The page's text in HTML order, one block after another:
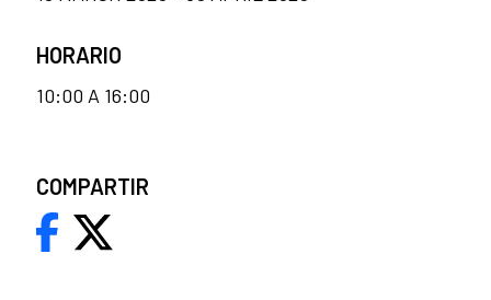
HORARIO
10:00 A 16:00
COMPARTIR